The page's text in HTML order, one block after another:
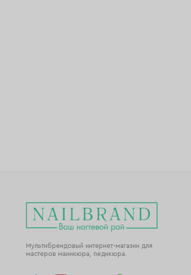
Мультибрендовый интернет-магазин для
мастеров маникюра, педикюра.